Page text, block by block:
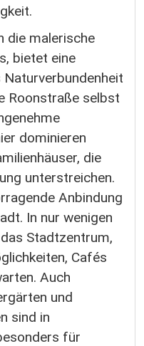
die malerische
bietet eine
Roonstraße selbst
dominieren
die
unterstreichen.
Anbindung
In nur wenigen
Stadtzentrum,
Cafés
Auch
und
sind in
für